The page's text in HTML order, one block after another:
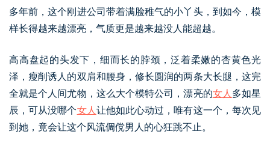
多年前，这个刚进公司带着满脸稚气的小丫头，到如今，模
样长得越来越漂亮，气质更是越来越没人能超越。
高高盘起的头发下，细而长的脖颈，泛着柔嫩的杏黄色光
泽，瘦削诱人的双肩和腰身，修长圆润的两条大长腿，这完
全就是个人间尤物，这么大个模特公司，漂亮的女人 多如星
辰，可从没哪个女人 让他如此心动过，唯有这一个，每次见
到她，竟会让这个风流倜傥男人的心狂跳不止。